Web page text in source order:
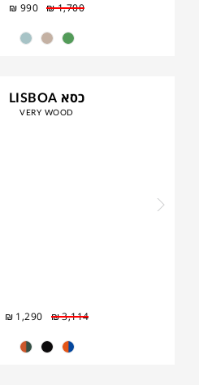
₪1,700
₪ 990
כסא LISBOA
VERY WOOD
₪3,114
₪ 1,290